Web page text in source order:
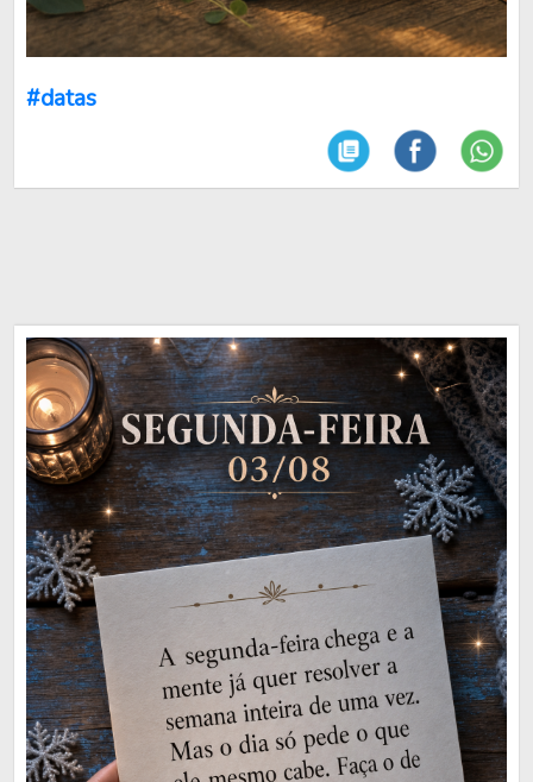
#datas